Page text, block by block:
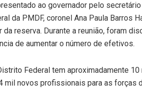
ao governador pelo secretário
da PMDF, coronel Ana Paula Barros
reserva. Durante a reunião, foram
de aumentar o número de efetivos.
Federal tem aproximadamente
mil novos profissionais para as forças